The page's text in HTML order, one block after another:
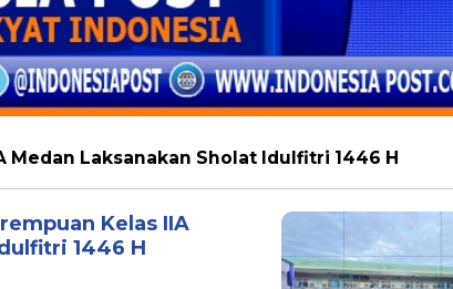
Medan Laksanakan Sholat Idulfitri 1446 H
Kelas IIA
1446 H